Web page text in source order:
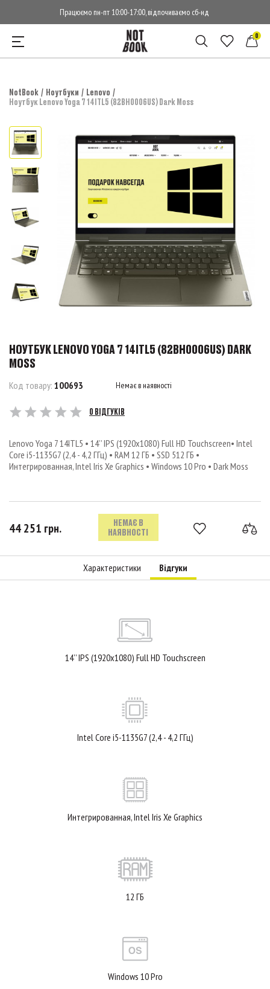
Працюємо пн-пт 10:00-17:00, відпочиваємо сб-нд
0
NotBook Ноутбуки
Lenovo
Ноутбук Lenovo Yoga 7 14ITL5 (82BH0006US) Dark Moss
НОУТБУК LENOVO YOGA 7 14ITL5 (82BH0006US) DARK
MOSS
Код товару: 100693 Немає в наявності
0 ВІДГУКІВ
Lenovo Yoga 7 14ITL5 • 14’’ IPS (1920x1080) Full HD Touchscreen• Intel
Core i5-1135G7 (2,4 - 4,2 ГГц) • RAM 12 ГБ • SSD 512 ГБ •
Интегрированная, Intel Iris Xe Graphics • Windows 10 Pro • Dark Moss
44 251 грн.
НЕМАЄ В
НАЯВНОСТІ
Характеристики Відгуки
14’’ IPS (1920x1080) Full HD Touchscreen
Intel Core i5-1135G7 (2,4 - 4,2 ГГц)
Интегрированная, Intel Iris Xe Graphics
12 ГБ
Windows 10 Pro